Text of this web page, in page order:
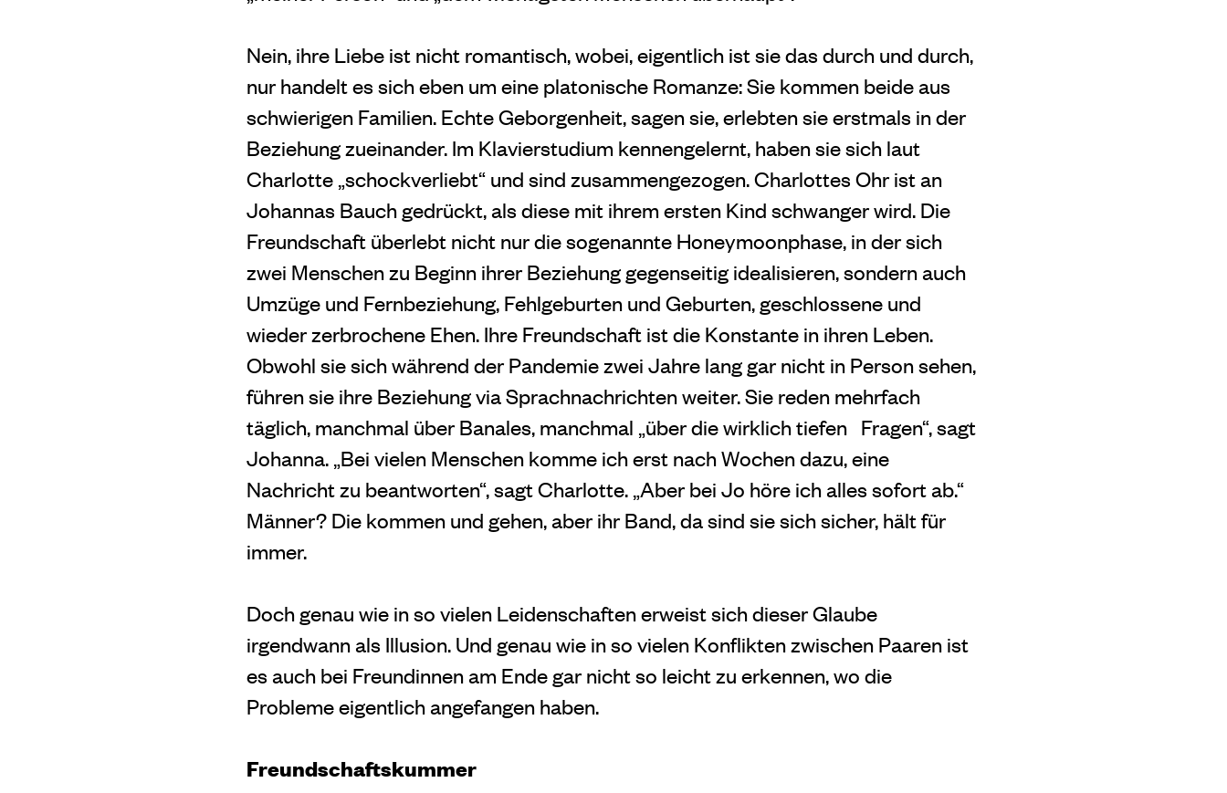
Nein, ihre Liebe ist nicht romantisch, wobei, eigentlich ist sie das durch und durch,
nur handelt es sich eben um eine platonische Romanze: Sie kommen beide aus
schwierigen Familien. Echte Geborgenheit, sagen sie, erlebten sie erstmals in der
Beziehung zueinander. Im Klavierstudium kennengelernt, haben sie sich laut
Charlotte „schockverliebt“ und sind zusammengezogen. Charlottes Ohr ist an
Johannas Bauch gedrückt, als diese mit ihrem ersten Kind schwanger wird. Die
Freundschaft überlebt nicht nur die sogenannte Honeymoonphase, in der sich
zwei Menschen zu Beginn ihrer Beziehung gegenseitig idealisieren, sondern auch
Umzüge und Fernbeziehung, Fehlgeburten und Geburten, geschlossene und
wieder zerbrochene Ehen. Ihre Freundschaft ist die Konstante in ihren Leben.
Obwohl sie sich während der Pandemie zwei Jahre lang gar nicht in Person sehen,
führen sie ihre Beziehung via Sprachnachrichten weiter. Sie reden mehrfach
täglich, manchmal über Banales, manchmal „über die wirklich tiefen Fragen“, sagt
Johanna. „Bei vielen Menschen komme ich erst nach Wochen dazu, eine
Nachricht zu beantworten“, sagt Charlotte. „Aber bei Jo höre ich alles sofort ab.“
Männer? Die kommen und gehen, aber ihr Band, da sind sie sich sicher, hält für
immer.
Doch genau wie in so vielen Leidenschaften erweist sich dieser Glaube
irgendwann als Illusion. Und genau wie in so vielen Konflikten zwischen Paaren ist
es auch bei Freundinnen am Ende gar nicht so leicht zu erkennen, wo die
Probleme eigentlich angefangen haben.
Freundschaftskummer